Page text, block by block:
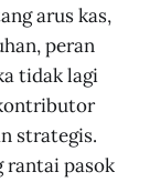
arus kas,
peran
tidak lagi
strategis.
pasok